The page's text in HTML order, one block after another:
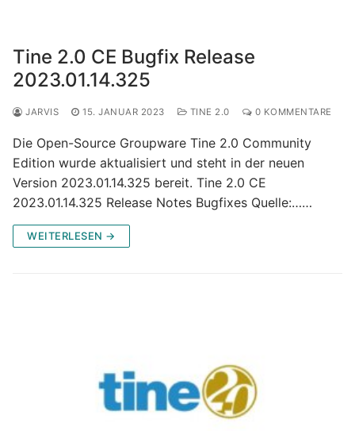
Tine 2.0 CE Bugfix Release
2023.01.14.325
JARVIS 15. JANUAR 2023 TINE 2.0 0 KOMMENTARE
Die Open-Source Groupware Tine 2.0 Community
Edition wurde aktualisiert und steht in der neuen
Version 2023.01.14.325 bereit. Tine 2.0 CE
2023.01.14.325 Release Notes Bugfixes Quelle:……
WEITERLESEN →